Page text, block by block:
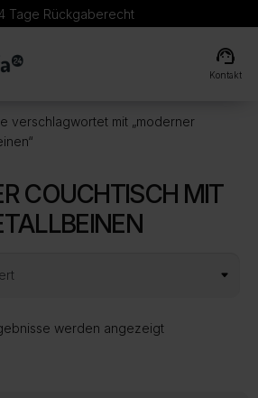
Tage Rückgaberecht
support_agent
Kontakt
verschlagwortet mit „moderner
COUCHTISCH MIT
werden angezeigtNach